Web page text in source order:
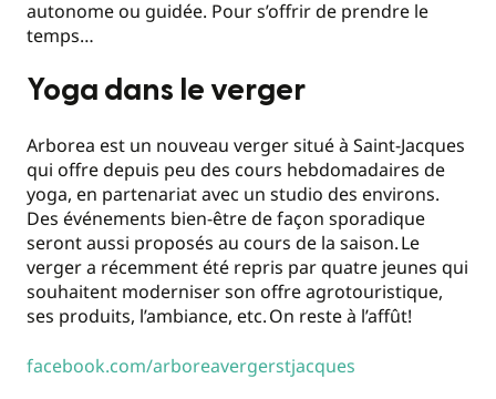
autonome ou guidée. Pour s’offrir de prendre le
temps…
Yoga dans le verger
Arborea est un nouveau verger situé à Saint-Jacques
qui offre depuis peu des cours hebdomadaires de
yoga, en partenariat avec un studio des environs.
Des événements bien-être de façon sporadique
seront aussi proposés au cours de la saison.Le
verger a récemment été repris par quatre jeunes qui
souhaitent moderniser son offre agrotouristique,
ses produits, l’ambiance, etc.On reste à l’affût!
facebook.com/arboreavergerstjacques